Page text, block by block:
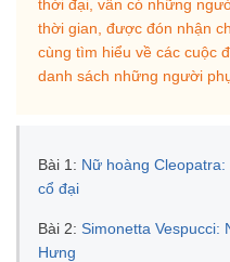
thời đại, vẫn có những
thời gian, được đón nhận
cùng tìm hiểu về các cuộc
danh sách những người
Bài 1: Nữ hoàng
cổ đại
Bài 2: Simonetta Vespucci:
Hưng